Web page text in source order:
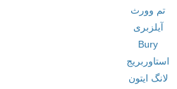
تم وورث
آیلزبری
Bury
استاوربریج
لانگ ایتون